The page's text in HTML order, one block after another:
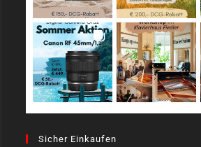
Sicher Einkaufen